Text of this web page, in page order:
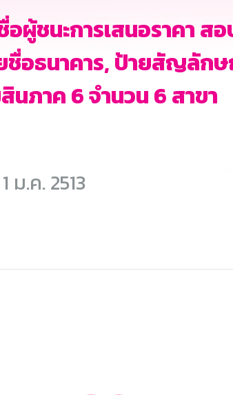
อผู้ชนะการเสนอราคา ส
อธนาคาร, ป้ายสัญลัก
นภาค 6 จำนวน 6 สาขา
ม.ค. 2513